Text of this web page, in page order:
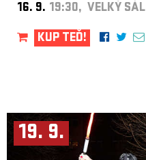
16. 9. 19:30, VELKÝ SÁL
KUP TEĎ!
19. 9.